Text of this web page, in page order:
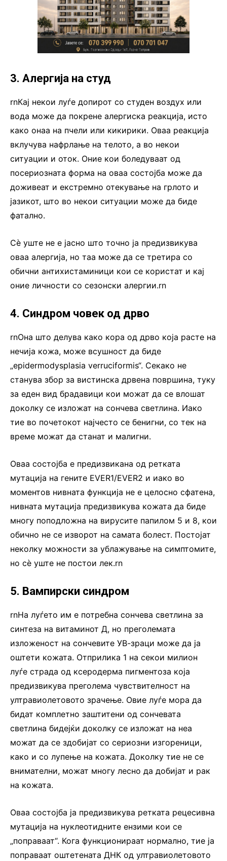
3. Алергија на студ
rnКај некои луѓе допирот со студен воздух или
вода може да покрене алергиска реакција, исто
како онаа на пчели или кикирики. Оваа реакција
вклучува нафрлање на телото, а во некои
ситуации и оток. Оние кои боледуваат од
посериозната форма на оваа состојба може да
доживеат и екстремно отекување на грлото и
јазикот, што во некои ситуации може да биде
фатално.
Сè уште не е јасно што точно ја предизвикува
оваа алергија, но таа може да се третира со
обични антихистаминици кои се користат и кај
оние личности со сезонски алергии.rn
4. Синдром човек од дрво
rnОна што делува како кора од дрво која расте на
нечија кожа, може всушност да биде
„еpidermodysplasia verruciformis“. Секако не
станува збор за вистинска дрвена површина, туку
за еден вид брадавици кои можат да се влошат
доколку се изложат на сончева светлина. Иако
тие во почетокот најчесто се бенигни, со тек на
време можат да станат и малигни.
Оваа состојба е предизвикана од ретката
мутација на гените EVER1/EVER2 и иако во
моментов нивната функција не е целосно сфатена,
нивната мутација предизвикува кожата да биде
многу поподложна на вирусите папилом 5 и 8, кои
обично не се изворот на самата болест. Постојат
неколку можности за ублажување на симптомите,
но сè уште не постои лек.rn
5. Вампирски синдром
rnНа луѓето им е потребна сончева светлина за
синтеза на витаминот Д, но преголемата
изложеност на сончевите УВ-зраци може да ја
оштети кожата. Отприлика 1 на секои милион
луѓе страда од ксеродерма пигментоза која
предизвикува преголема чувствителност на
ултравиолетовото зрачење. Овие луѓе мора да
бидат комплетно заштитени од сончевата
светлина бидејќи доколку се изложат на неа
можат да се здобијат со сериозни изгореници,
како и со лупење на кожата. Доколку тие не се
внимателни, можат многу лесно да добијат и рак
на кожата.
Оваа состојба ја предизвикува ретката рецесивна
мутација на нуклеотидните ензими кои се
„поправаат“. Кога функционираат нормално, тие ја
поправаат оштетената ДНК од ултравиолетовото